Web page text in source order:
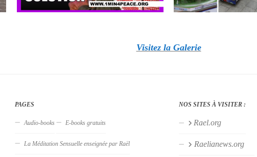
Visitez la Galerie
PAGES
Audio-books E-books gratuits
La Méditation Sensuelle enseignée par Raël
NOS SITES À VISITER :
Rael.org
Raelianews.org